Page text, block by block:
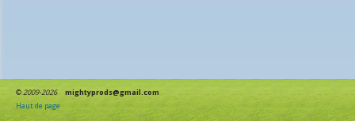
©2009-2026
mightyprods@gmail.com
Haut de page